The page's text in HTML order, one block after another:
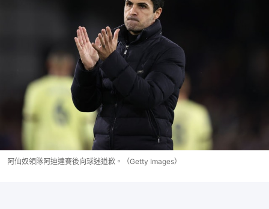
阿仙奴領隊阿迪達賽後向球迷道歉。（Getty Images）